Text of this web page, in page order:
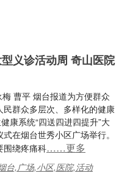
义诊活动周 奇山医院
曹平 烟台报道为方便群众
群众多层次、多样化的健康
康系统“四送四进四提升”大
在烟台世秀小区广场举行。
围绕疼痛科……更多
台,广场,小区,医院,活动